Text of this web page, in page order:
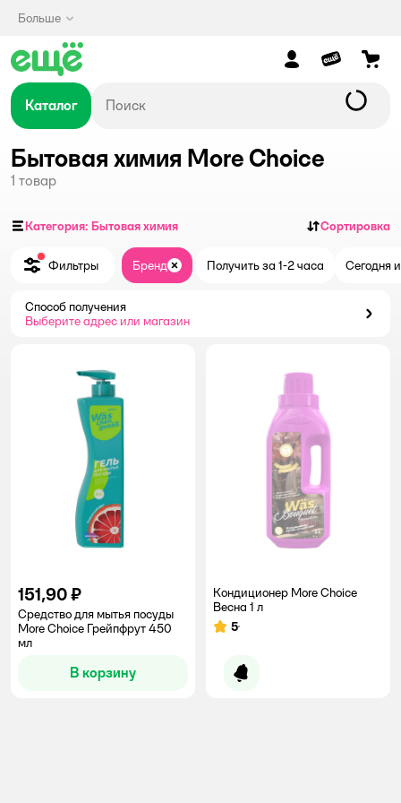
Больше
Каталог
Бытовая химия More Choice
1 товар
Категория: Бытовая химия Сортировка
Фильтры Бренд ЗакрытьПолучить за 1-2 часа Сегодня
Способ получения
Выберите адрес или магазин
151,90 ₽
Средство для мытья посуды
More Choice Грейпфрут 450
мл
В корзину
Кондиционер More Choice
Весна 1 л
Рейтинг:
5
Уведомить о появлении